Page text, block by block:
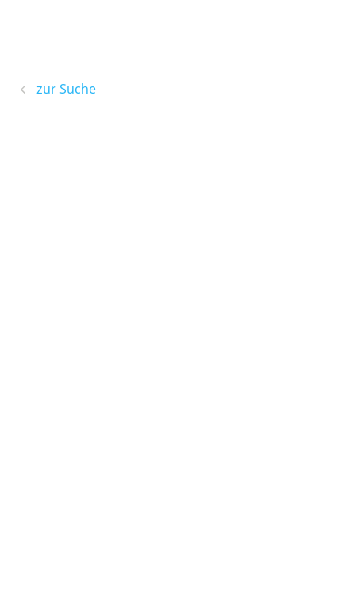
zur Suche